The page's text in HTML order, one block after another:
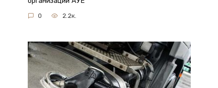
0 2.2к.